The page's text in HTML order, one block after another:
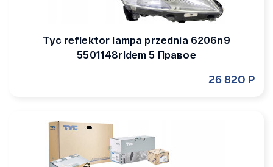
Tyc reflektor lampa przednia 6206n9
5501148rldem 5 Правое
26 820 Р